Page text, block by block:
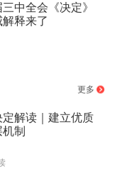
中全会《决定》
释来了
更多
解读｜建立优质
制